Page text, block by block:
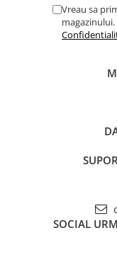
Vreau sa
SOCIAL